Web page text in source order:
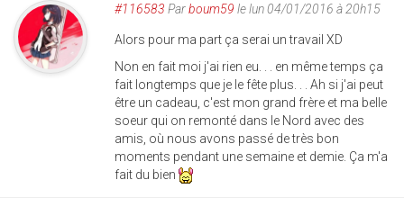
#116583 Parboum59 le lun 04/01/2016 à 20h15
Alors pour ma part ça serai un travail XD
Non en fait moi j'ai rien eu. . . en même temps ça
fait longtemps que je le fête plus. . . Ah si j'ai peut
être un cadeau, c'est mon grand frère et ma belle
soeur qui on remonté dans le Nord avec des
amis, où nous avons passé de très bon
moments pendant une semaine et demie. Ça m'a
fait du bien